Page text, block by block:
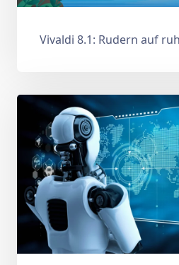
Vivaldi 8.1: Rudern auf